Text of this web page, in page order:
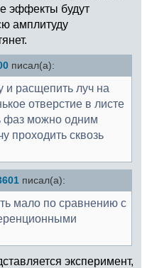
эффекты будут
амплитуду
писал(а):
и расщепить луч на
отверстие в листе
фаз можно одним
проходить сквозь
писал(а):
мало по сравнению с
эксперимент,